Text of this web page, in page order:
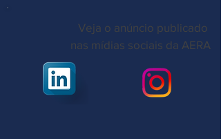
Veja o anúncio publicado
nas mídias sociais da AERA